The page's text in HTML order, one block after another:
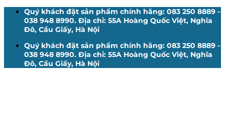
Quý khách đặt sản phẩm chính hãng: 083 250 8889 -
038 948 8990. Địa chỉ: 55A Hoàng Quốc Việt, Nghĩa
Đô, Cầu Giấy, Hà Nội
Quý khách đặt sản phẩm chính hãng: 083 250 8889 -
038 948 8990. Địa chỉ: 55A Hoàng Quốc Việt, Nghĩa
Đô, Cầu Giấy, Hà Nội